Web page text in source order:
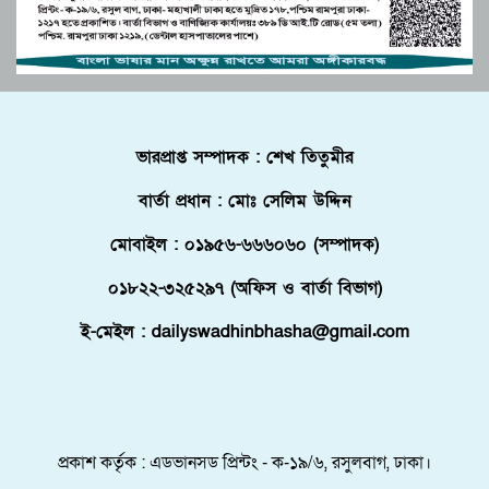
যদি সম্ভব হতো-মনীষা কর বাগচী
উচ্চশিক্ষা ও দক্ষতা উন্নয়ন বাংলাদেশ-মালয়েশিয়া
দ্বিপাক্ষিক সহযোগিতা জোরদারের অঙ্গীকার
পুলিশে কনস্টেবল পদে কোন জেলায় কতজন নিয়োগ।
বিতরণ করেন ১১ দলীয় ঐক্য।
ফ্লোরিডায় বাংলাদেশি তরুণ নিহত, মরদেহ দেশে
আনতে সরকারের সহযোগিতা চায় পরিবার
মালদ্বীপে বাংলাদেশের স্বাধীনতা ও জাতীয় দিবস
উদযাপন, কূটনীতিকদের সংবর্ধনা
শরণার্থী ও আশ্রয়প্রার্থী ব্যবস্থাপনায় মালয়েশিয়ার নতুন
ভারপ্রাপ্ত সম্পাদক : শেখ তিতুমীর
বার্তা প্রধান : মোঃ সেলিম উদ্দিন
মোবাইল : ০১৯৫৬-৬৬৬০৬০ (সম্পাদক)
০১৮২২-৩২৫২৯৭ (অফিস ও বার্তা বিভাগ)
ই-মেইল : dailyswadhinbhasha@gmail.com
প্রকাশ কর্তৃক : এডভানসড প্রিন্টং - ক-১৯/৬, রসুলবাগ, ঢাকা।